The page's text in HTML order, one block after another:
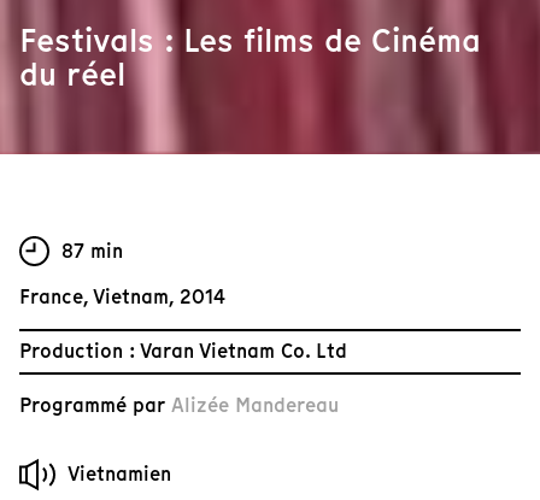
Festivals : Les films de Cinéma
du réel
87 min
France, Vietnam, 2014
Production : Varan Vietnam Co. Ltd
Programmé par Alizée Mandereau
Vietnamien